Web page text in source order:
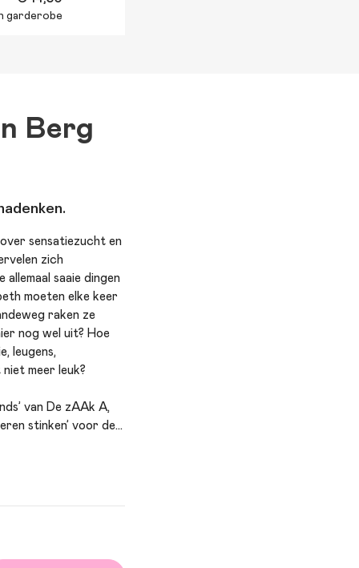
garderobe
Berg
sensatiezucht en
zich
saaie dingen
moeten elke keer
raken ze
nog wel uit? Hoe
leugens,
meer leuk?
van De zAAk A,
stinken’ voor de
– uitdagen